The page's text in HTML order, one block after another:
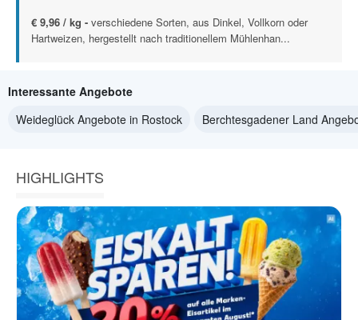
€ 9,96 / kg - verschiedene Sorten, aus Dinkel, Vollkorn oder
Hartweizen, hergestellt nach traditionellem Mühlenhan...
Interessante Angebote
Weideglück Angebote in Rostock
Berchtesgadener Land
HIGHLIGHTS